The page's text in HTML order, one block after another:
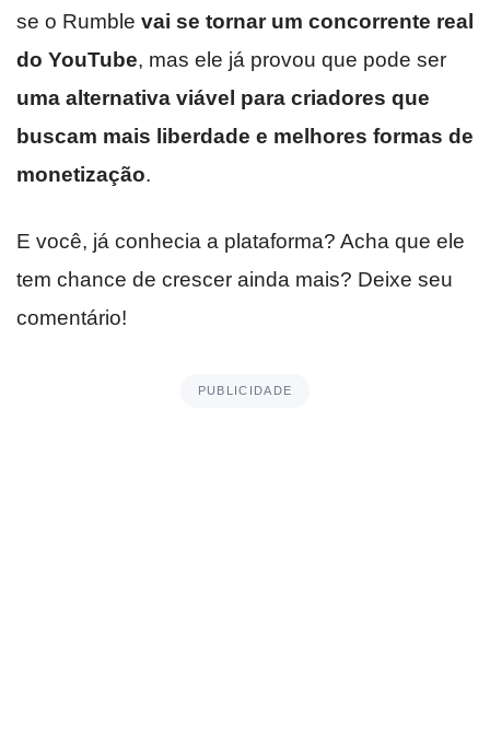
se o Rumble vai se tornar um concorrente real
do YouTube, mas ele já provou que pode ser
uma alternativa viável para criadores que
buscam mais liberdade e melhores formas de
monetização.
E você, já conhecia a plataforma? Acha que ele
tem chance de crescer ainda mais? Deixe seu
comentário!
PUBLICIDADE